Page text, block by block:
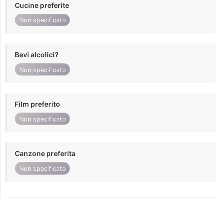
Cucine preferite
Non specificato
Bevi alcolici?
Non specificato
Film preferito
Non specificato
Canzone preferita
Non specificato